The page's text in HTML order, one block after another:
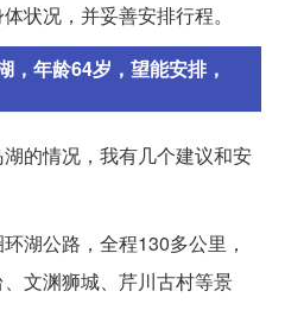
状况，并妥善安排行程。
，年龄64岁，望能安排，
的情况，我有几个建议和安
湖公路，全程130多公里，
文渊狮城、芹川古村等景